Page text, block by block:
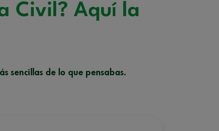
Civil? Aquí la
sencillas de lo que pensabas.